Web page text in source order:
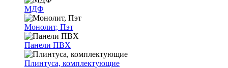
МДФ
Монолит, Пэт
Панели ПВХ
Плинтуса, комплектующие